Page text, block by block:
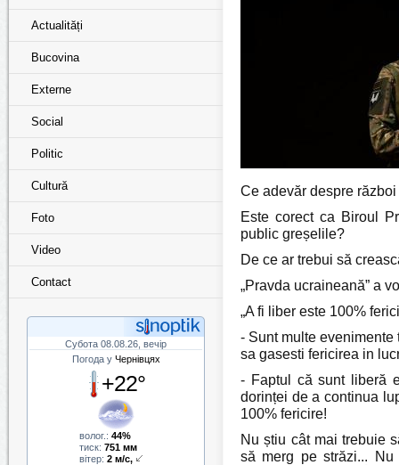
Actualități
Bucovina
Externe
Social
Politic
Cultură
Foto
Video
Contact
Субота 08.08.26, вечір
Погода у Чернівцях
+22°
волог.: 44%
тиск: 751 мм
вітер: 2 м/с,
Ce adevăr despre
Este corect ca Biroul
public greșelile?
De ce ar trebui să
„Pravda ucraineană” a
„A fi liber este 100%
- Sunt multe
sa gasesti fericirea in
- Faptul că sunt liberă
dorinței de a continua
100% fericire!
Nu știu cât mai trebuie
să merg pe străzi...